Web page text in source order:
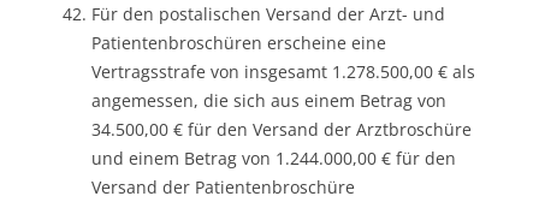
Für den postalischen Versand der Arzt- und
Patientenbroschüren erscheine eine
Vertragsstrafe von insgesamt 1.278.500,00 € als
angemessen, die sich aus einem Betrag von
34.500,00 € für den Versand der Arztbroschüre
und einem Betrag von 1.244.000,00 € für den
Versand der Patientenbroschüre